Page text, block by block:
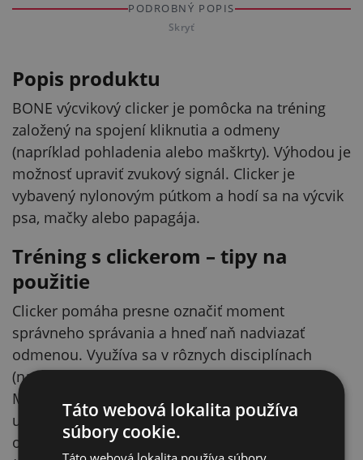
PODROBNÝ POPIS
Skryť
Popis produktu
BONE výcvikový clicker je pomôcka na tréning
založený na spojení kliknutia a odmeny
(napríklad pohladenia alebo maškrty). Výhodou je
možnosť upraviť zvukový signál. Clicker je
vybavený nylonovým pútkom a hodí sa na výcvik
psa, mačky alebo papagája.
Tréning s clickerom – tipy na
použitie
Clicker pomáha presne označiť moment
správneho správania a hneď naň nadviazať
odmenou. Využíva sa v rôznych disciplínach
(napríklad dogdancing, poslušnosť, agility).
Metóda podporuje aktívnu spoluprácu zvieraťa a
umožňuje postupovať po malých krokoch –
odmeňovať môžete aj čiastkové pokroky
Táto webová lokalita používa
súbory cookie.